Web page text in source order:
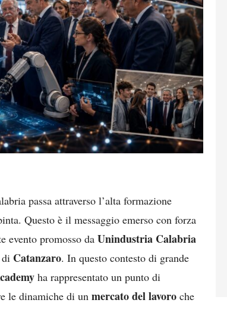
passa attraverso l’alta formazione
Questo è il messaggio emerso con forza
evento promosso da Unindustria Calabria
di Catanzaro. In questo contesto di grande
ha rappresentato un punto di
le dinamiche di un mercato del lavoro che